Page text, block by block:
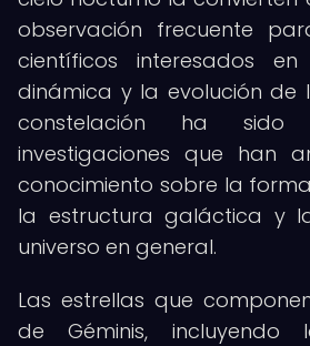
observación frecuente
científicos interesados
dinámica y la evolución de
constelación ha
investigaciones que han
conocimiento sobre la
la estructura galáctica y
universo en general.
Las estrellas que
de Géminis, incluyendo